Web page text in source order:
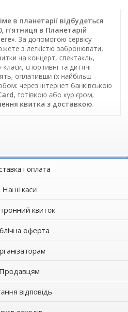
в планетарії відбудеться
п’ятниця в Планетарій
. За допомогою сервісу
з легкістю забронювати,
на концерт, спектакль,
спортивні та дитячі
оплативши їх найбільш
через інтернет банківською
, готівкою або кур'єром,
квитка з доставкою.
і оплата
Наші каси
квиток
оферта
Продавцям
відповідь